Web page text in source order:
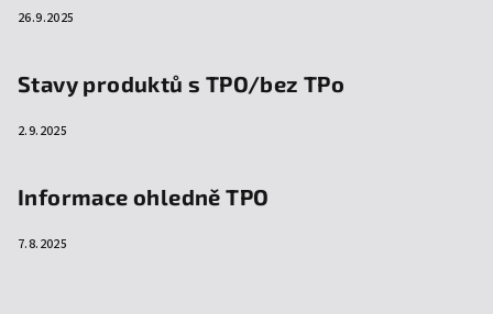
26.9.2025
Stavy produktů s TPO/bez TPo
2.9.2025
Informace ohledně TPO
7.8.2025